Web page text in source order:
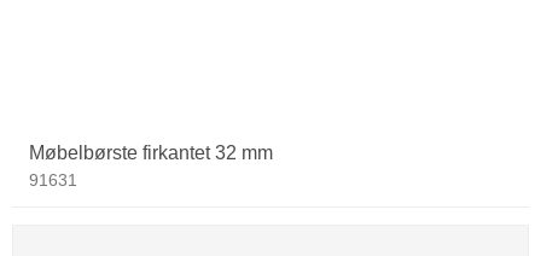
Møbelbørste firkantet 32 mm
91631